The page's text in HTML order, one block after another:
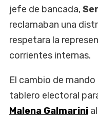
jefe de bancada,
reclamaban una
respetara la
corrientes internas.
El cambio de
tablero electoral
Malena Galmarini